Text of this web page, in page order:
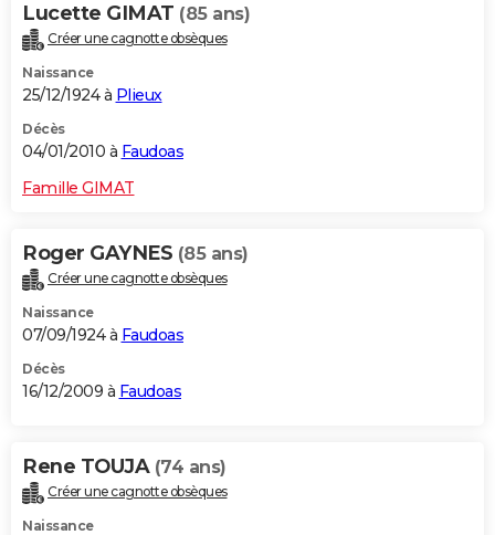
Lucette GIMAT (85 ans)
Créer une cagnotte obsèques
Naissance
25/12/1924 à Plieux
Décès
04/01/2010 à Faudoas
Famille GIMAT
Roger GAYNES (85 ans)
Créer une cagnotte obsèques
Naissance
07/09/1924 à Faudoas
Décès
16/12/2009 à Faudoas
Rene TOUJA (74 ans)
Créer une cagnotte obsèques
Naissance